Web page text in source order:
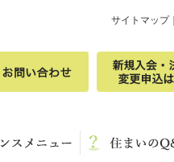
サイトマップ｜